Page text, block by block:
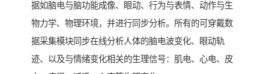
据如脑电与脑功能成像、眼动、行为与表情、动作与生
物力学、物理环境，并进行同步分析。所有的可穿戴数
据采集模块同步在线分析人体的脑电波变化、眼动轨
迹、以及与情绪变化相关的生理信号：肌电、心电、皮